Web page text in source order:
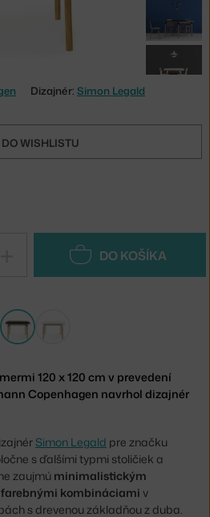
Dizajnér: Simon Legald
DO WISHLISTU
DO KOŠÍKA
120 x 120 cm v prevedení
Copenhagen navrhol dizajnér
Simon Legald pre značku
s ďalšími typmi stoličiek a
zaujmú minimalistickým
kombináciami v
s drevenou základňou z duba.